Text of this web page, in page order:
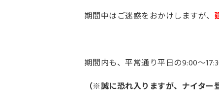
期間中はご迷惑をおかけしますが、
期間内も、平常通り平日の9:00～
（※誠に恐れ入りますが、ナイタ